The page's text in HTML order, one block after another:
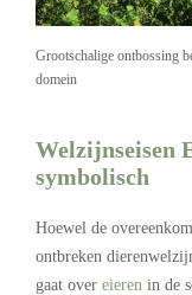
Grootschalige ontbossing
domein
Welzijnseisen
symbolisch
Hoewel de
ontbreken
gaat over eieren in de